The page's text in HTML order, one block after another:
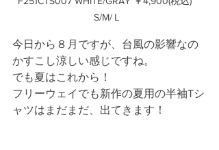
S/M/Ｌ
今日から８月ですが、台風の影響なの
かすこし涼しい感じですね。
でも夏はこれから！
フリーウェイでも新作の夏用の半袖Tシ
ャツはまだまだ、出てきます！